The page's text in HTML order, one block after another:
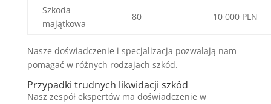
Szkoda
majątkowa
80 10 000 PLN
Nasze doświadczenie i specjalizacja pozwalają nam
pomagać w różnych rodzajach szkód.
Przypadki trudnych likwidacji szkód
Nasz zespół ekspertów ma doświadczenie w